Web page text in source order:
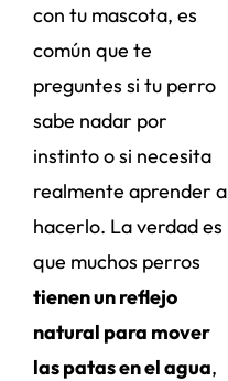
con tu mascota, es
común que te
preguntes si tu perro
sabe nadar por
instinto o si necesita
realmente aprender a
hacerlo. La verdad es
que muchos perros
tienen un reflejo
natural para mover
las patas en el agua,